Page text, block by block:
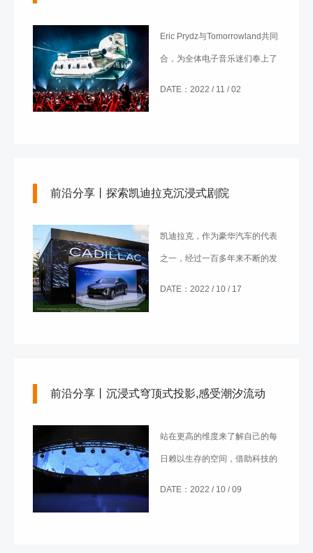
Eric Prydz与Tomorrowland共同
合，为全体电子音乐迷们奉上了
DATE：2022 / 11 / 02
前沿分享丨探索凯迪拉克沉浸式剧院
凯迪拉克，作为豪华汽车的代表
之一，经过一百多年来不断的发
DATE：2022 / 10 / 17
前沿分享丨沉浸式穹顶式投影,感受潮汐流动
站在更高的维度来了解自己的每
日赖以生存的空间，借助科技的
DATE：2022 / 10 / 09